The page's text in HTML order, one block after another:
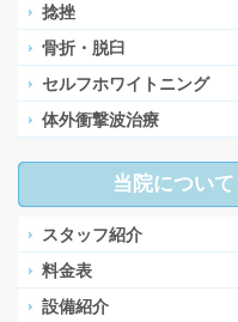
捻挫
骨折・脱臼
セルフホワイトニング
体外衝撃波治療
当院について
スタッフ紹介
料金表
設備紹介